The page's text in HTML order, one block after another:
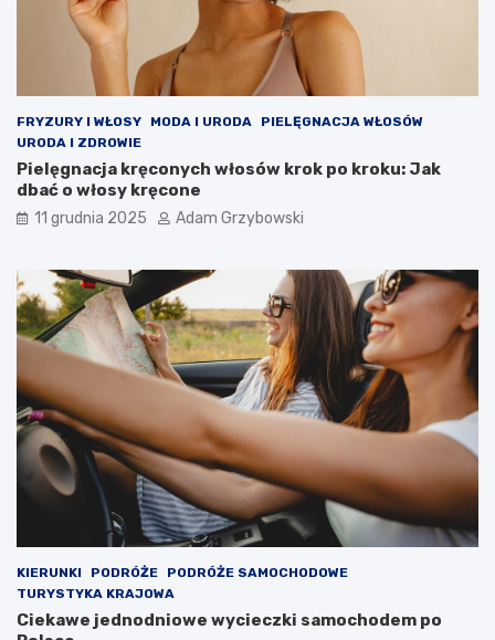
FRYZURY I WŁOSY MODA I URODA
PIELĘGNACJA WŁOSÓW
URODA I ZDROWIE
Pielęgnacja kręconych włosów krok po kroku: Jak
dbać o włosy kręcone
11 grudnia 2025 Adam Grzybowski
KIERUNKI PODRÓŻE
PODRÓŻE SAMOCHODOWE
TURYSTYKA KRAJOWA
Ciekawe jednodniowe wycieczki samochodem po